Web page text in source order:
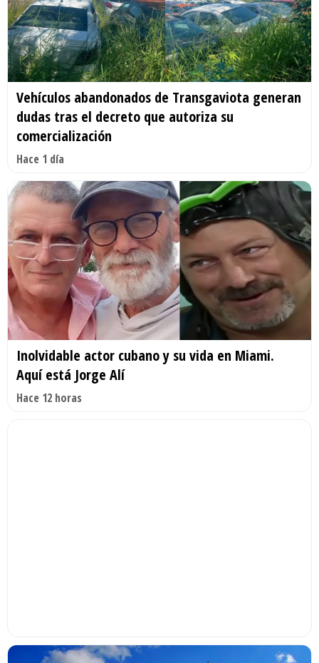
Vehículos abandonados de Transgaviota generan
dudas tras el decreto que autoriza su
comercialización
Hace 1 día
Inolvidable actor cubano y su vida en Miami.
Aquí está Jorge Alí
Hace 12 horas